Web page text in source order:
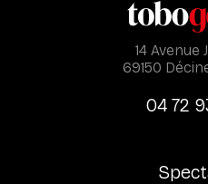
14 Avenue
69150
04 72